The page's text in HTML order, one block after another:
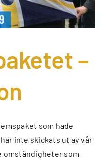
–
som hade
inte skickats ut av vår
omständigheter som